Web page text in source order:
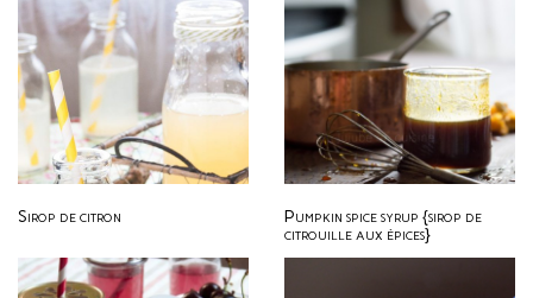
Sirop de citron
Pumpkin spice syrup {sirop de
citrouille aux épices}